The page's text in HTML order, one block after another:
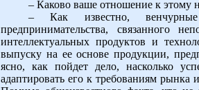
– Каково ваше отношение к этому
– Как известно,
предпринимательства, связанного
интеллектуальных продуктов и
выпуску на ее основе продукции,
ясно, как пойдет дело, насколько
адаптировать его к требованиям рынка